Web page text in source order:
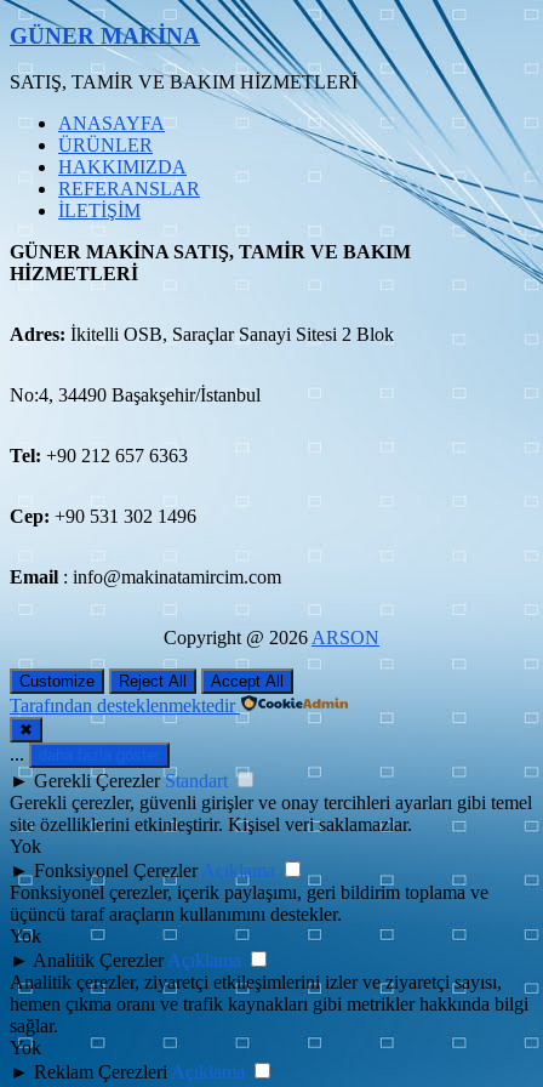
Skip
content
GÜNER MAKİNA
SATIŞ, TAMİR VE BAKIM HİZMETLERİ
Menü
ANASAYFA
ÜRÜNLER
HAKKIMIZDA
REFERANSLAR
İLETİŞİM
GÜNER MAKİNA SATIŞ, TAMİR VE BAKIM
HİZMETLERİ
Adres: İkitelli OSB, Saraçlar Sanayi Sitesi 2 Blok
No:4, 34490 Başakşehir/İstanbul
Tel: +90 212 657 6363
Cep: +90 531 302 1496
Email : info@makinatamircim.com
Copyright @ 2026ARSON
Customize Reject All Accept All
Tarafından desteklenmektedir
✖
...
► Gerekli Çerezler Standart
Gerekli çerezler, güvenli girişler ve onay tercihleri ayarları gibi temel
site özelliklerini etkinleştirir. Kişisel veri saklamazlar.
Yok
► Fonksiyonel Çerezler Açıklama
Fonksiyonel çerezler, içerik paylaşımı, geri bildirim toplama ve
üçüncü taraf araçların kullanımını destekler.
Yok
► Analitik ÇerezlerAçıklama
Analitik çerezler, ziyaretçi etkileşimlerini izler ve ziyaretçi sayısı,
hemen çıkma oranı ve trafik kaynakları gibi metrikler hakkında bilgi
sağlar.
Yok
► Reklam ÇerezleriAçıklama